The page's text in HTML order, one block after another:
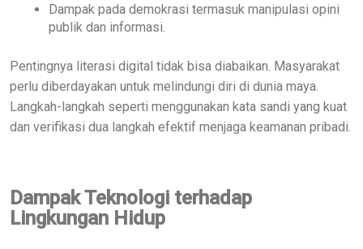
Dampak pada demokrasi termasuk manipulasi opini
publik dan informasi.
Pentingnya literasi digital tidak bisa diabaikan. Masyarakat
perlu diberdayakan untuk melindungi diri di dunia maya.
Langkah-langkah seperti menggunakan kata sandi yang kuat
dan verifikasi dua langkah efektif menjaga keamanan pribadi.
Dampak Teknologi terhadap
Lingkungan Hidup